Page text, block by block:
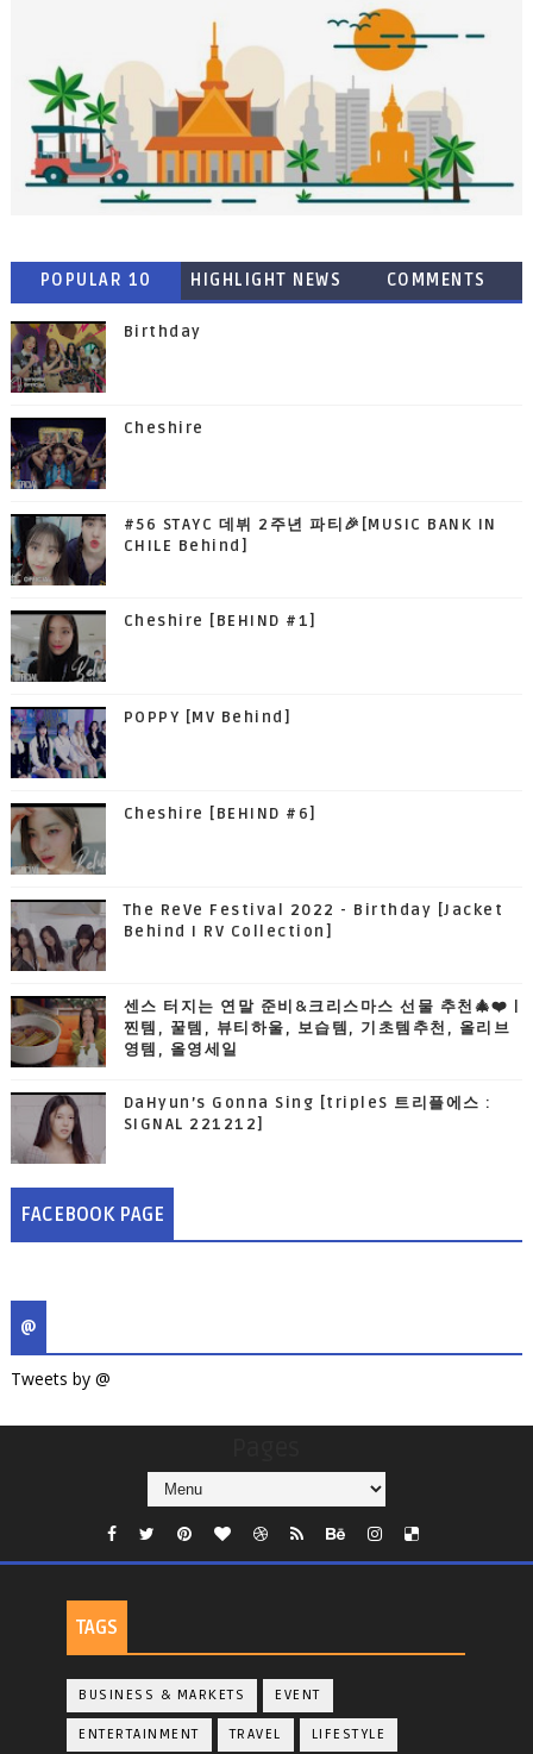
POPULAR 10 HIGHLIGHT NEWS COMMENTS
Birthday
Cheshire
#56 STAYC 데뷔 2주년 파티🎉[MUSIC BANK IN
CHILE Behind]
Cheshire [BEHIND #1]
POPPY [MV Behind]
Cheshire [BEHIND #6]
The ReVe Festival 2022 - Birthday [Jacket
Behind I RV Collection]
센스 터지는 연말 준비&크리스마스 선물 추천🎄❤️ |
찐템, 꿀템, 뷰티하울, 보습템, 기초템추천, 올리브
영템, 올영세일
DaHyun’s Gonna Sing [tripleS 트리플에스 :
SIGNAL 221212]
FACEBOOK PAGE
@
Tweets by @
TAGS
BUSINESS & MARKETS EVENT
ENTERTAINMENT TRAVEL LIFESTYLE